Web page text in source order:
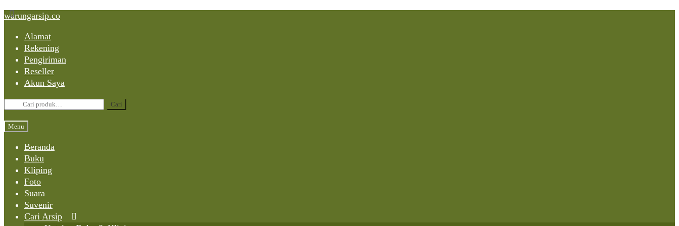
Skip
content
Skip
navigation
Skip
content
warungarsip.co
Alamat
Rekening
Pengiriman
Reseller
Akun Saya
Pencarian
Cari
Menu
Beranda
Buku
Kliping
Foto
Suara
Suvenir
Cari Arsip